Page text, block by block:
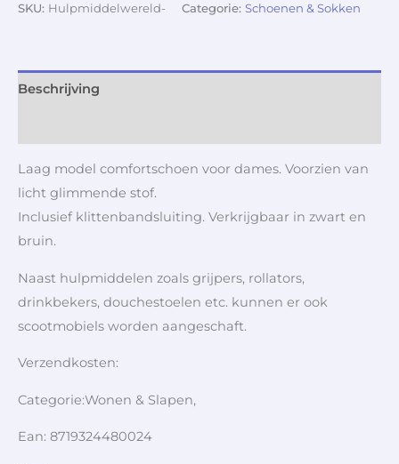
SKU: Hulpmiddelwereld- Categorie: Schoenen & Sokken
Beschrijving
Laag model comfortschoen voor dames. Voorzien van
licht glimmende stof.
Inclusief klittenbandsluiting. Verkrijgbaar in zwart en
bruin.
Naast hulpmiddelen zoals grijpers, rollators,
drinkbekers, douchestoelen etc. kunnen er ook
scootmobiels worden aangeschaft.
Verzendkosten:
Categorie:Wonen & Slapen,
Ean: 8719324480024